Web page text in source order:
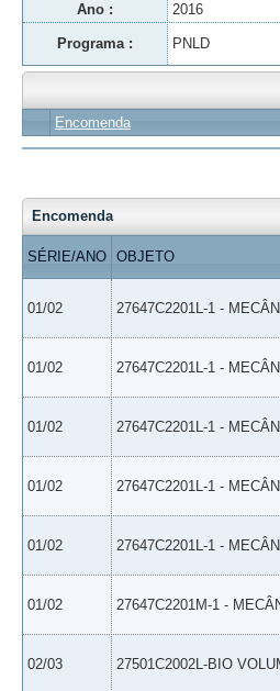
Ano : 2016
Programa : PNLD
Encomenda
Encomenda
SÉRIE/ANO OBJETO
01/02 27647C2201L-1 -
01/02 27647C2201L-1 -
01/02 27647C2201L-1 -
01/02 27647C2201L-1 -
01/02 27647C2201L-1 -
01/02 27647C2201M-1 -
02/03 27501C2002L-BIO